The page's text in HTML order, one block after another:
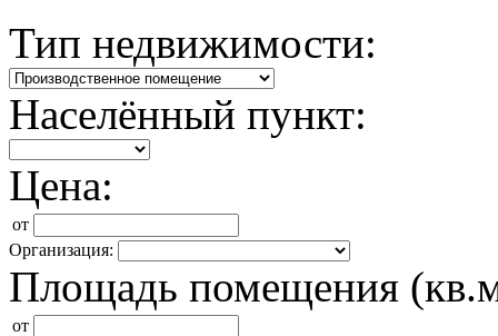
Тип недвижимости:
Населённый пункт:
Цена:
от
Организация:
Площадь помещения
от